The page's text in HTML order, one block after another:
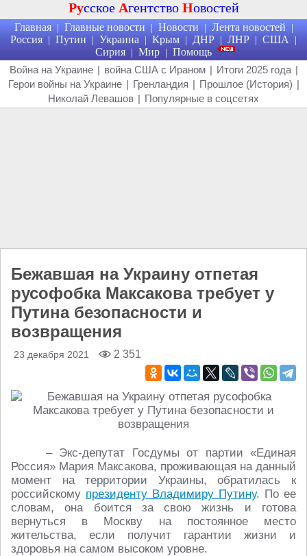
Русское Агентство Новостей
Главная | Главные новости | Новости | Лента новостей |
Россия | Путин | Украина | Крым | ДНР | ЛНР | США |
Сирия | Мир | Помощь
Война на Украине | война США с Ираном | Итоги 2025 года |
Герои войны на Украине | Гренландия | Прошлое (История) |
Николай Левашов | Популярные в соцсетях
Бежавшая на Украину отпетая
русофобка Максакова требует у
Путина безопасности и
возвращения
23 декабря 2021 2 351
– Экс-депутат Госдумы от партии «Единая
Россия» Мария Максакова, проживающая на данный
момент на территории Украины, обратилась к
российскому президенту Владимиру Путину. По ее
словам, она боится за свою жизнь и готова
вернуться в Москву на постоянное место
жительства, если получит гарантии жизни и
здоровья на самом высоком уровне.